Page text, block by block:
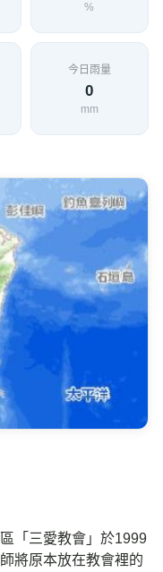
%
今日雨量
0
mm
「三愛教會」於1999
將原本放在教會裡的